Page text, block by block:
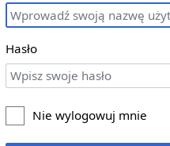
Hasło
Nie wylogowuj mnie